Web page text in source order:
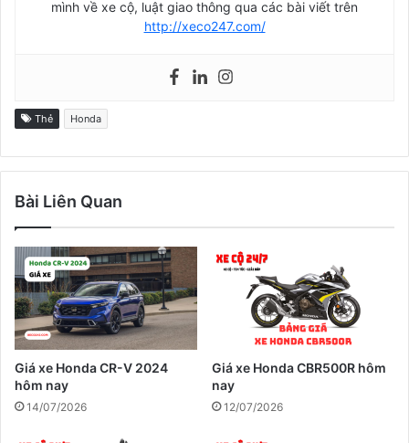
mình về xe cộ, luật giao thông qua các bài viết trên
http://xeco247.com/
Thẻ Honda
Bài Liên Quan
Giá xe Honda CR-V 2024
hôm nay
14/07/2026
Giá xe Honda CBR500R hôm
nay
12/07/2026